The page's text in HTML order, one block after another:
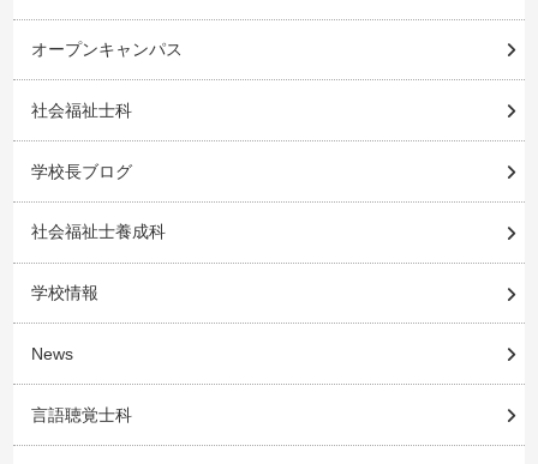
オープンキャンパス
社会福祉士科
学校長ブログ
社会福祉士養成科
学校情報
News
言語聴覚士科